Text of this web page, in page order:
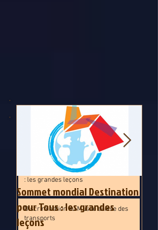
Sommet mondial Destination pour Tous
: les grandes leçons
Sommet mondial Destination pour Tous
: les grandes leçons
Discrimination au Musée suisse des
transports
Sommet mondial Destination
pour Tous : les grandes
leçons